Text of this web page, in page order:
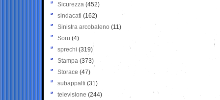
Sicurezza (452)
sindacati (162)
Sinistra arcobaleno (11)
Soru (4)
sprechi (319)
Stampa (373)
Storace (47)
subappalti (31)
televisione(244)